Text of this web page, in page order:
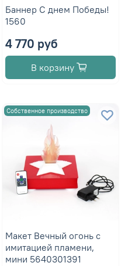
Баннер С днем Победы!
1560
4 770 руб
В корзину
Собственное производство
Макет Вечный огонь с
имитацией пламени,
мини 5640301391